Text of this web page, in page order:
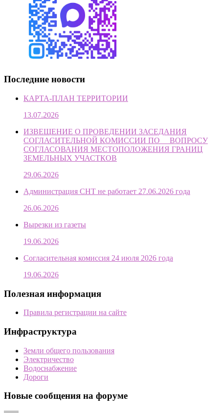
Последние новости
КАРТА-ПЛАН ТЕРРИТОРИИ
13.07.2026
ИЗВЕЩЕНИЕ О ПРОВЕДЕНИИ ЗАСЕДАНИЯ
СОГЛАСИТЕЛЬНОЙ КОМИССИИ ПО ВОПРОСУ
СОГЛАСОВАНИЯ МЕСТОПОЛОЖЕНИЯ ГРАНИЦ
ЗЕМЕЛЬНЫХ УЧАСТКОВ
29.06.2026
Администрация СНТ не работает 27.06.2026 года
26.06.2026
Вырезки из газеты
19.06.2026
Согласительная комиссия 24 июля 2026 года
19.06.2026
Полезная информация
Правила регистрации на сайте
Инфраструктура
Земли общего пользования
Электричество
Водоснабжение
Дороги
Новые сообщения на форуме